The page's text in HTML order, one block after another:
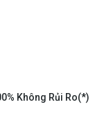
Không Rủi Ro(*)